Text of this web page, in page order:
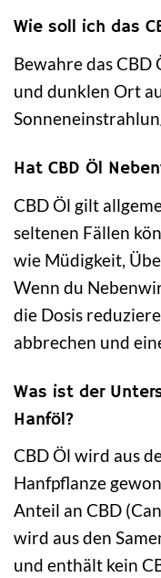
Wie soll ich das
Bewahre das CBD
und dunklen Ort
Hat CBD Öl
CBD Öl gilt
seltenen Fällen
wie Müdigkeit,
Wenn du
die Dosis
abbrechen und
Was ist der
Hanföl?
CBD Öl wird aus
Hanfpflanze
Anteil an CBD
wird aus den
und enthält kein